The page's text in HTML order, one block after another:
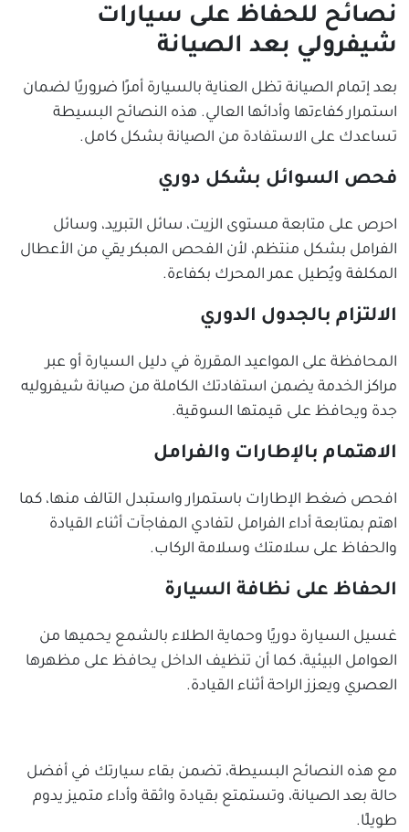
نصائح للحفاظ على سيارات
شيفرولي بعد الصيانة
بعد إتمام الصيانة تظل العناية بالسيارة أمرًا ضروريًا لضمان
استمرار كفاءتها وأدائها العالي. هذه النصائح البسيطة
تساعدك على الاستفادة من الصيانة بشكل كامل.
فحص السوائل بشكل دوري
احرص على متابعة مستوى الزيت، سائل التبريد، وسائل
الفرامل بشكل منتظم، لأن الفحص المبكر يقي من الأعطال
المكلفة ويُطيل عمر المحرك بكفاءة.
الالتزام بالجدول الدوري
المحافظة على المواعيد المقررة في دليل السيارة أو عبر
مراكز الخدمة يضمن استفادتك الكاملة من صيانة شيفروليه
جدة ويحافظ على قيمتها السوقية.
الاهتمام بالإطارات والفرامل
افحص ضغط الإطارات باستمرار واستبدل التالف منها، كما
اهتم بمتابعة أداء الفرامل لتفادي المفاجآت أثناء القيادة
والحفاظ على سلامتك وسلامة الركاب.
الحفاظ على نظافة السيارة
غسيل السيارة دوريًا وحماية الطلاء بالشمع يحميها من
العوامل البيئية، كما أن تنظيف الداخل يحافظ على مظهرها
العصري ويعزز الراحة أثناء القيادة.
مع هذه النصائح البسيطة، تضمن بقاء سيارتك في أفضل
حالة بعد الصيانة، وتستمتع بقيادة واثقة وأداء متميز يدوم
طويلًا.